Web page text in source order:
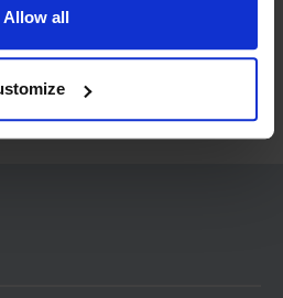
Allow all